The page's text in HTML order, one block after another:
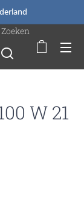
Zoeken
W 21